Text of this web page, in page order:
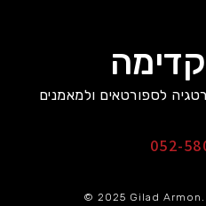
לספורטאים ולמאמנים
052-
© 2025 Gilad